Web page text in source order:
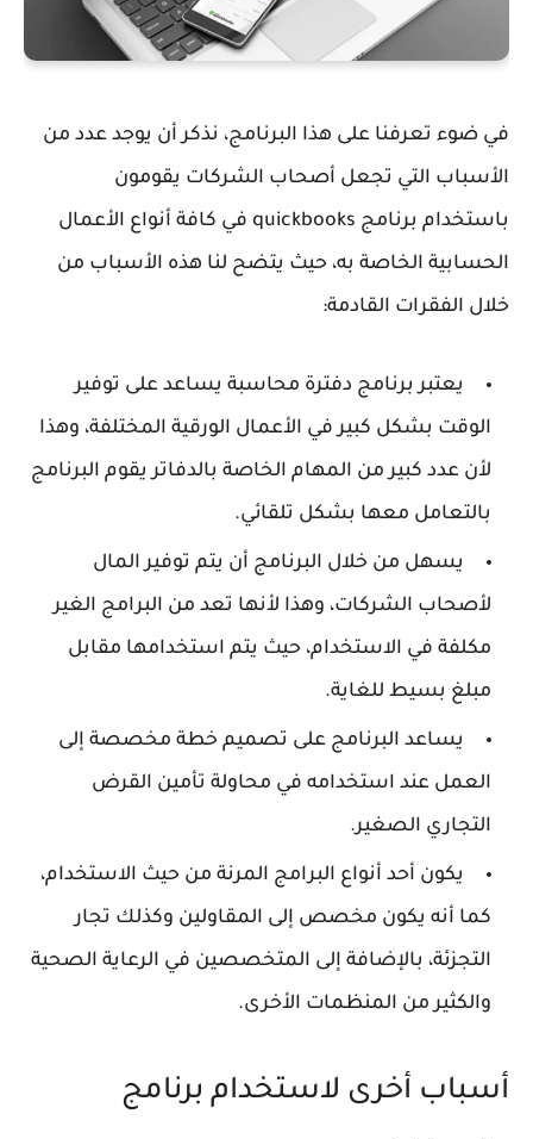
في ضوء تعرفنا على هذا البرنامج، نذكر أن يوجد عدد من
الأسباب التي تجعل أصحاب الشركات يقومون
باستخدام برنامج quickbooks في كافة أنواع الأعمال
الحسابية الخاصة به، حيث يتضح لنا هذه الأسباب من
خلال الفقرات القادمة:
يعتبر برنامج دفترة محاسبة يساعد على توفير
الوقت بشكل كبير في الأعمال الورقية المختلفة، وهذا
لأن عدد كبير من المهام الخاصة بالدفاتر يقوم البرنامج
بالتعامل معها بشكل تلقائي.
يسهل من خلال البرنامج أن يتم توفير المال
لأصحاب الشركات، وهذا لأنها تعد من البرامج الغير
مكلفة في الاستخدام، حيث يتم استخدامها مقابل
مبلغ بسيط للغاية.
يساعد البرنامج على تصميم خطة مخصصة إلى
العمل عند استخدامه في محاولة تأمين القرض
التجاري الصغير.
يكون أحد أنواع البرامج المرنة من حيث الاستخدام،
كما أنه يكون مخصص إلى المقاولين وكذلك تجار
التجزئة، بالإضافة إلى المتخصصين في الرعاية الصحية
والكثير من المنظمات الأخرى.
أسباب أخرى لاستخدام برنامج